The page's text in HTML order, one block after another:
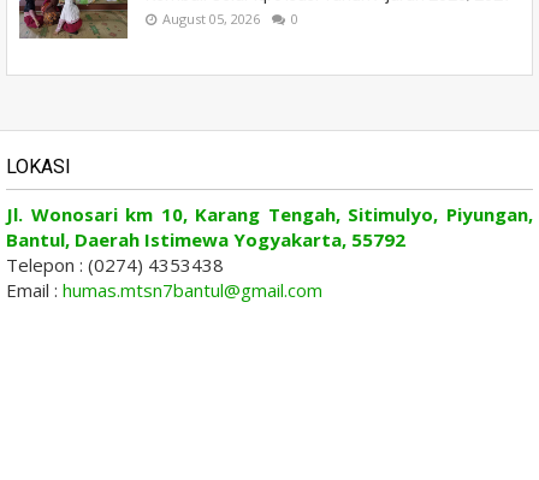
August 05, 2026 0
LOKASI
Jl. Wonosari km 10, Karang Tengah, Sitimulyo, Piyungan,
Bantul, Daerah Istimewa Yogyakarta, 55792
Telepon : (0274) 4353438
Email : humas.mtsn7bantul@gmail.com